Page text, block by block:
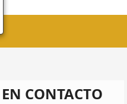
CONTACTO